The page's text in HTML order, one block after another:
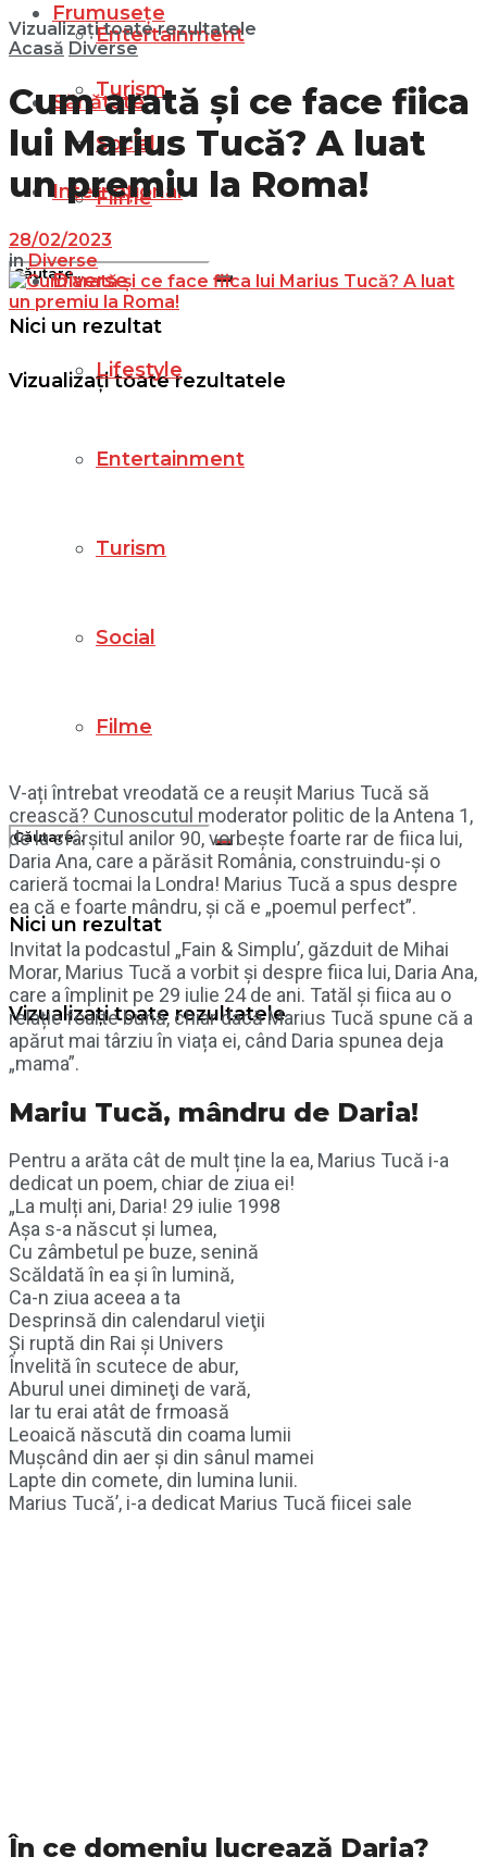
Entertainment
Turism
Social
Filme
Nici un rezultat
Vizualizați toate rezultatele
Frumusețe
Sănătate
Internațional
Diverse
Lifestyle
Entertainment
Turism
Social
Filme
Nici un rezultat
Vizualizați toate rezultatele
Vizualizați toate rezultatele
Acasă Diverse
Cum arată și ce face fiica
lui Marius Tucă? A luat
un premiu la Roma!
28/02/2023
in Diverse
V-ați întrebat vreodată ce a reușit Marius Tucă să
crească? Cunoscutul moderator politic de la Antena 1,
de la sfârșitul anilor 90, vorbește foarte rar de fiica lui,
Daria Ana, care a părăsit România, construindu-și o
carieră tocmai la Londra! Marius Tucă a spus despre
ea că e foarte mândru, și că e „poemul perfect”.
Invitat la podcastul „Fain & Simplu’, găzduit de Mihai
Morar, Marius Tucă a vorbit și despre fiica lui, Daria Ana,
care a împlinit pe 29 iulie 24 de ani. Tatăl și fiica au o
relație foarte bună, chiar dacă Marius Tucă spune că a
apărut mai târziu în viața ei, când Daria spunea deja
„mama”.
Mariu Tucă, mândru de Daria!
Pentru a arăta cât de mult ține la ea, Marius Tucă i-a
dedicat un poem, chiar de ziua ei!
„La mulți ani, Daria! 29 iulie 1998
Aşa s-a născut şi lumea,
Cu zâmbetul pe buze, senină
Scăldată în ea şi în lumină,
Ca-n ziua aceea a ta
Desprinsă din calendarul vieţii
Şi ruptă din Rai şi Univers
Învelită în scutece de abur,
Aburul unei dimineţi de vară,
Iar tu erai atât de frmoasă
Leoaică născută din coama lumii
Muşcând din aer şi din sânul mamei
Lapte din comete, din lumina lunii.
Marius Tucă’, i-a dedicat Marius Tucă fiicei sale
În ce domeniu lucrează Daria?